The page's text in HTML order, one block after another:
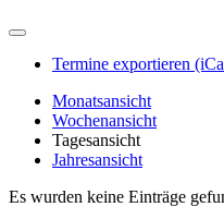
Termine exportieren
Monatsansicht
Wochenansicht
Tagesansicht
Jahresansicht
Es wurden keine Einträge